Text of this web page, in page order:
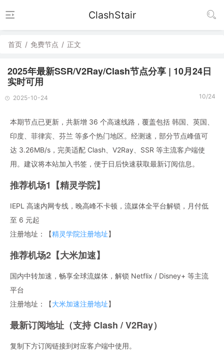
ClashStair
首页 / 免费节点 / 正文
2025年最新SSR/V2Ray/Clash节点分享 | 10月24日
实时可用
2025-10-24 10/24
本期节点已更新，共新增 36 个高速线路，覆盖包括 韩国、英国、
印度、菲律宾、芬兰 等多个热门地区。经测速，部分节点峰值可
达 3.26MB/s，完美适配 Clash、V2Ray、SSR 等主流客户端使
用。建议将本站加入书签，便于日后快速获取最新订阅信息。
推荐机场1【精灵学院】
IEPL 高速内网专线，晚高峰不卡顿，流媒体全平台解锁，月付低
至 6 元起
注册地址：【精灵学院注册地址】
推荐机场2【大米加速】
国内中转加速，畅享全球流媒体，解锁 Netflix / Disney+ 等主流
平台
注册地址：【大米加速注册地址】
最新订阅地址（支持 Clash / V2Ray）
复制下方订阅链接到对应客户端中使用。